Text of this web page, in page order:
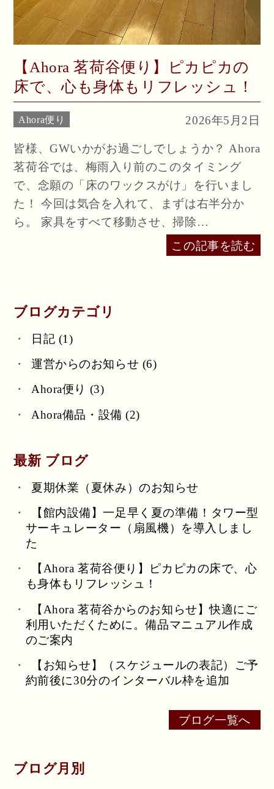
【Ahora 茗荷谷便り】ピカピカの
床で、心も身体もリフレッシュ！
Ahora便り 2026年5月2日
皆様、GWいかがお過ごしでしょうか？ Ahora
茗荷谷では、梅雨入り前のこのタイミング
で、念願の「床のワックスがけ」を行いまし
た！ 今回は気合を入れて、まずは右半分か
ら。 家具をすべて移動させ、掃除…
この記事を読む
ブログカテゴリ
日記 (1)
運営からのお知らせ (6)
Ahora便り (3)
Ahora備品・設備 (2)
最新 ブログ
夏期休業（夏休み）のお知らせ
【館内設備】一足早く夏の準備！タワー型
サーキュレーター（扇風機）を導入しまし
た
【Ahora 茗荷谷便り】ピカピカの床で、心
も身体もリフレッシュ！
【Ahora 茗荷谷からのお知らせ】快適にご
利用いただくために。備品マニュアル作成
のご案内
【お知らせ】（スケジュールの表記）ご予
約前後に30分のインターバル枠を追加
ブログ一覧へ
ブログ月別